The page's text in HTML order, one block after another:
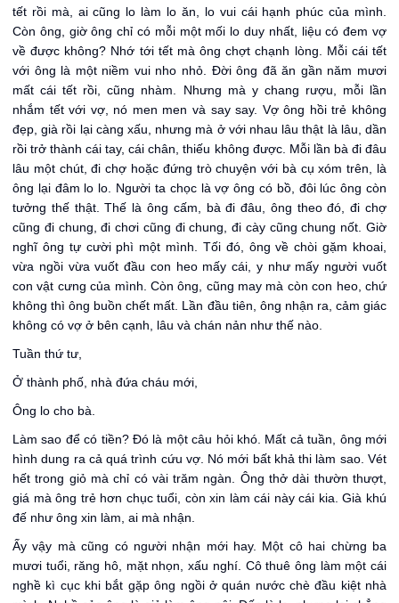
tết rồi mà, ai cũng lo làm lo ăn, lo vui cái hạnh phúc của mình.
Còn ông, giờ ông chỉ có mỗi một mối lo duy nhất, liệu có đem vợ
về được không? Nhớ tới tết mà ông chợt chạnh lòng. Mỗi cái tết
với ông là một niềm vui nho nhỏ. Đời ông đã ăn gần năm mươi
mất cái tết rồi, cũng nhàm. Nhưng mà y chang rượu, mỗi lần
nhắm tết với vợ, nó men men và say say. Vợ ông hồi trẻ không
đẹp, già rồi lại càng xấu, nhưng mà ở với nhau lâu thật là lâu, dần
rồi trở thành cái tay, cái chân, thiếu không được. Mỗi lần bà đi đâu
lâu một chút, đi chợ hoặc đứng trò chuyện với bà cụ xóm trên, là
ông lại đâm lo lo. Người ta chọc là vợ ông có bồ, đôi lúc ông còn
tưởng thế thật. Thế là ông cấm, bà đi đâu, ông theo đó, đi chợ
cũng đi chung, đi chơi cũng đi chung, đi cày cũng chung nốt. Giờ
nghĩ ông tự cười phì một mình. Tối đó, ông về chòi gặm khoai,
vừa ngồi vừa vuốt đầu con heo mấy cái, y như mấy người vuốt
con vật cưng của mình. Còn ông, cũng may mà còn con heo, chứ
không thì ông buồn chết mất. Lần đầu tiên, ông nhận ra, cảm giác
không có vợ ở bên cạnh, lâu và chán nản như thế nào.
Tuần thứ tư,
Ở thành phố, nhà đứa cháu mới,
Ông lo cho bà.
Làm sao để có tiền? Đó là một câu hỏi khó. Mất cả tuần, ông mới
hình dung ra cả quá trình cứu vợ. Nó mới bất khả thi làm sao. Vét
hết trong giỏ mà chỉ có vài trăm ngàn. Ông thở dài thườn thượt,
giá mà ông trẻ hơn chục tuổi, còn xin làm cái này cái kia. Già khú
đế như ông xin làm, ai mà nhận.
Ấy vậy mà cũng có người nhận mới hay. Một cô hai chừng ba
mươi tuổi, răng hô, mặt nhọn, xấu nghí. Cô thuê ông làm một cái
nghề kì cục khi bắt gặp ông ngồi ở quán nước chè đầu kiệt nhà